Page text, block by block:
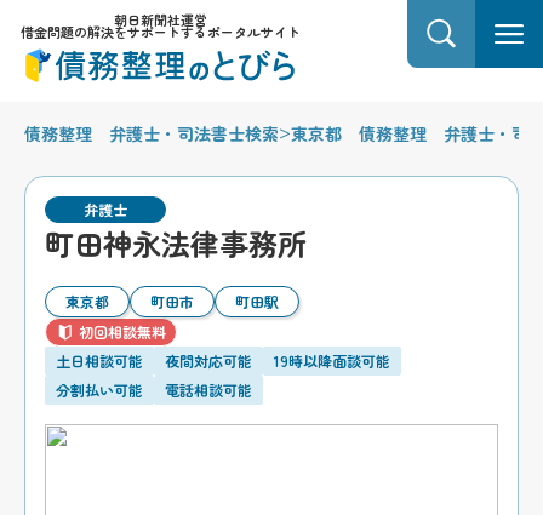
朝日新聞社運営
借金問題の解決をサポートするポータルサイト
債務整理 弁護士・司法書士検索>東京都 債務整理 弁護士・司
弁護士
町田神永法律事務所
東京都 町田市
町田駅
初回相談無料
土日相談可能
夜間対応可能
19時以降面談可能
分割払い可能
電話相談可能